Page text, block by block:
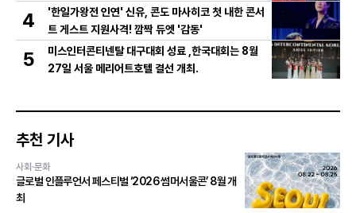
총출동! 댄스 본능 깨운다!
4
'한일가왕전 인연' 신유, 콘도 마사히코 첫 내한 콘서
트 게스트 지원사격! 깜짝 듀엣 '감동'
5
미스인터콘티넨탈 대구대회 성료 ,한국대회는 8월
27일 서울 메리어트호텔 결선 개최.
추천 기사
사회·문화
글로벌 인플루언서 페스티벌 ‘2026 썸머서울콘’ 8월 개
최